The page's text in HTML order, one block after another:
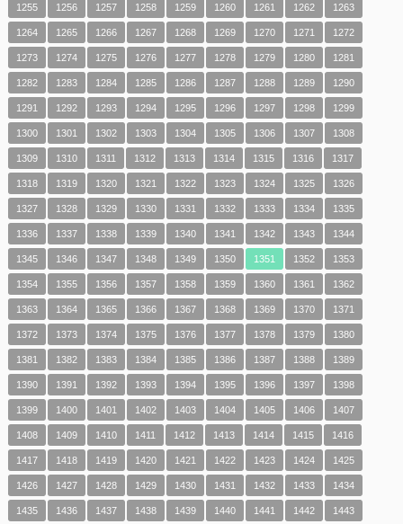
1255 1256 1257 1258 1259 1260 1261 1262 1263
1264 1265 1266 1267 1268 1269 1270 1271 1272
1273 1274 1275 1276 1277 1278 1279 1280 1281
1282 1283 1284 1285 1286 1287 1288 1289 1290
1291 1292 1293 1294 1295 1296 1297 1298 1299
1300 1301 1302 1303 1304 1305 1306 1307 1308
1309 1310 1311 1312 1313 1314 1315 1316 1317
1318 1319 1320 1321 1322 1323 1324 1325 1326
1327 1328 1329 1330 1331 1332 1333 1334 1335
1336 1337 1338 1339 1340 1341 1342 1343 1344
1345 1346 1347 1348 1349 1350 1351 1352 1353
1354 1355 1356 1357 1358 1359 1360 1361 1362
1363 1364 1365 1366 1367 1368 1369 1370 1371
1372 1373 1374 1375 1376 1377 1378 1379 1380
1381 1382 1383 1384 1385 1386 1387 1388 1389
1390 1391 1392 1393 1394 1395 1396 1397 1398
1399 1400 1401 1402 1403 1404 1405 1406 1407
1408 1409 1410 1411 1412 1413 1414 1415 1416
1417 1418 1419 1420 1421 1422 1423 1424 1425
1426 1427 1428 1429 1430 1431 1432 1433 1434
1435 1436 1437 1438 1439 1440 1441 1442 1443